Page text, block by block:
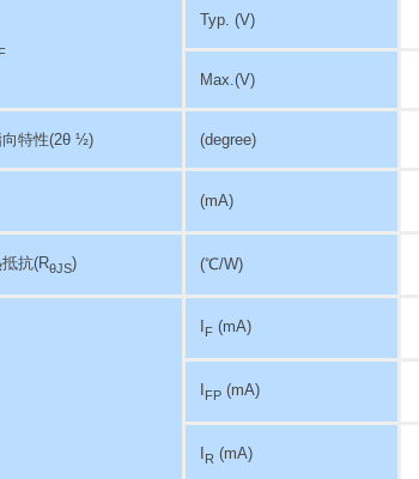
F
Typ. (V)
Max.(V)
特性(2θ ½) (degree)
(mA)
抗(RθJS) (℃/W)
F (mA)
FP (mA)
R (mA)